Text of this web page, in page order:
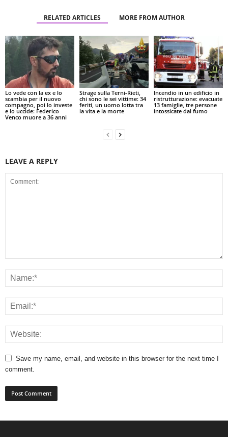
RELATED ARTICLES MORE FROM AUTHOR
Lo vede con la ex e lo
scambia per il nuovo
compagno, poi lo investe
e lo uccide: Federico
Venco muore a 36 anni
Strage sulla Terni-Rieti,
chi sono le sei vittime: 34
feriti, un uomo lotta tra
la vita e la morte
Incendio in un edificio in
ristrutturazione: evacuate
13 famiglie, tre persone
intossicate dal fumo
LEAVE A REPLY
Save my name, email, and website in this browser for the next time I
comment.